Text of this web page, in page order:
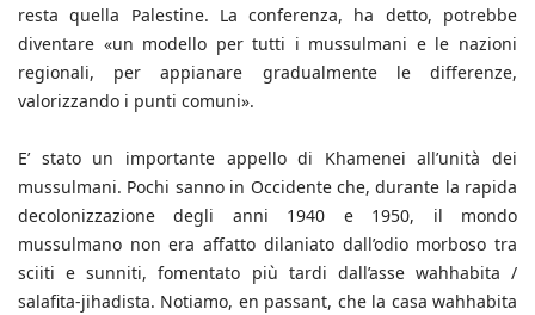
resta quella Palestine. La conferenza, ha detto, potrebbe
diventare «un modello per tutti i mussulmani e le nazioni
regionali, per appianare gradualmente le differenze,
valorizzando i punti comuni».
E’ stato un importante appello di Khamenei all’unità dei
mussulmani. Pochi sanno in Occidente che, durante la rapida
decolonizzazione degli anni 1940 e 1950, il mondo
mussulmano non era affatto dilaniato dall’odio morboso tra
sciiti e sunniti, fomentato più tardi dall’asse wahhabita /
salafita-jihadista. Notiamo, en passant, che la casa wahhabita